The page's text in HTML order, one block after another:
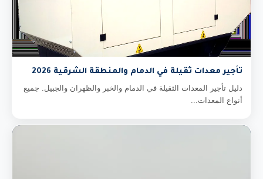
تأجير معدات ثقيلة في الدمام والمنطقة الشرقية 2026
دليل تأجير المعدات الثقيلة في الدمام والخبر والظهران والجبيل. جميع
أنواع المعدات...